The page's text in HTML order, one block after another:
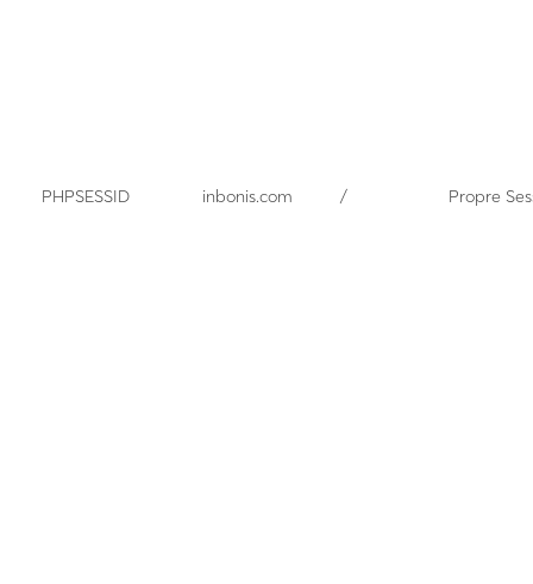
PHPSESSID inbonis.com / Propre